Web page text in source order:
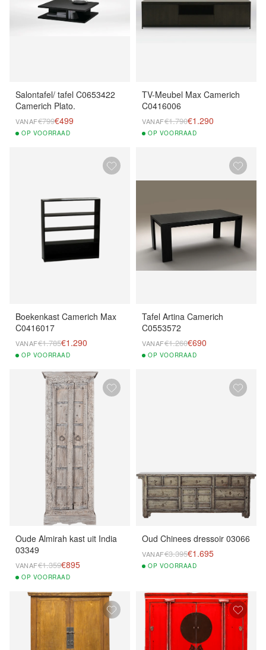
Salontafel/ tafel C0653422
Camerich Plato.
VANAF€799€499
OP VOORRAAD
TV-Meubel Max Camerich
C0416006
VANAF€1.790€1.290
OP VOORRAAD
Boekenkast Camerich Max
C0416017
VANAF€1.785€1.290
OP VOORRAAD
Tafel Artina Camerich
C0553572
VANAF€1.260€690
OP VOORRAAD
Oude Almirah kast uit India
03349
VANAF€1.359€895
OP VOORRAAD
Oud Chinees dressoir 03066
VANAF€3.395€1.695
OP VOORRAAD